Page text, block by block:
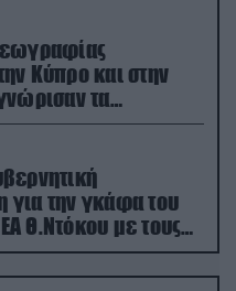
Κύπρο και στην
τα
(φωτο)
για την γκάφα του
Θ.Ντόκου με τους